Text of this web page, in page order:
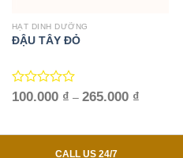
HẠT DINH DƯỠNG
ĐẬU TÂY ĐỎ
Được
0
100.000 ₫ – 265.000 ₫Khoảng
đến
CALL US 24/7